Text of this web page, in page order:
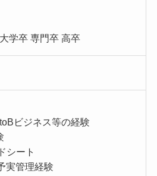
学卒 専門卒 高卒
ビジネス等の経験
シート
実管理経験